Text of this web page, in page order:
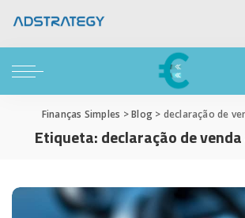
Finanças Simples >Blog> declaração de
Etiqueta:declaração de